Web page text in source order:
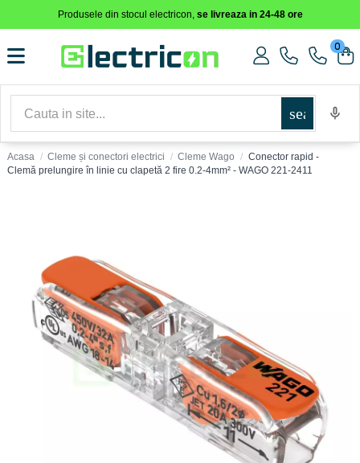
Produsele din stocul electricon, se livreaza in 24-48 ore
0
search
Acasa Cleme și conectori electrici Cleme Wago
Conector rapid -
Clemă prelungire în linie cu clapetă 2 fire 0.2-4mm² - WAGO 221-2411